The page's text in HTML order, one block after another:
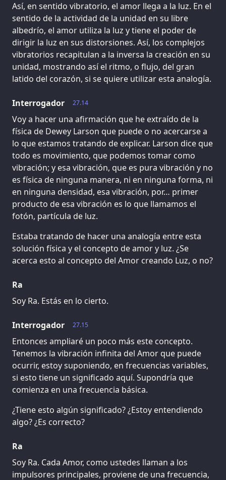
Así, en sentido vibratorio, el amor llega a la luz. En el
sentido de la actividad de la unidad en su libre
albedrío, el amor utiliza la luz y tiene el poder de
dirigir la luz en sus distorsiones. Así, los complejos
vibratorios recapitulan a la inversa la creación en su
unidad, mostrando así el ritmo, o flujo, del gran
latido del corazón, si se quiere utilizar esta analogía.
27.14
Interrogador
Voy a hacer una afirmación que he extraído de la
física de Dewey Larson que puede o no acercarse a
lo que estamos tratando de explicar. Larson dice que
todo es movimiento, que podemos tomar como
vibración; y esa vibración, que es pura vibración y no
es física de ninguna manera, ni en ninguna forma, ni
en ninguna densidad, esa vibración, por… primer
producto de esa vibración es lo que llamamos el
fotón, partícula de luz.
Estaba tratando de hacer una analogía entre esta
solución física y el concepto de amor y luz. ¿Se
acerca esto al concepto del Amor creando Luz, o no?
Ra
Soy Ra. Estás en lo cierto.
27.15
Interrogador
Entonces ampliaré un poco más este concepto.
Tenemos la vibración infinita del Amor que puede
ocurrir, estoy suponiendo, en frecuencias variables,
si esto tiene un significado aquí. Supondría que
comienza en una frecuencia básica.
¿Tiene esto algún significado? ¿Estoy entendiendo
algo? ¿Es correcto?
Ra
Soy Ra. Cada Amor, como ustedes llaman a los
impulsores principales, proviene de una frecuencia,